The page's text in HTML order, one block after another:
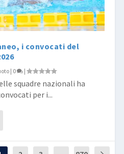
i convocati del
| 0 |
squadre nazionali ha
per i...